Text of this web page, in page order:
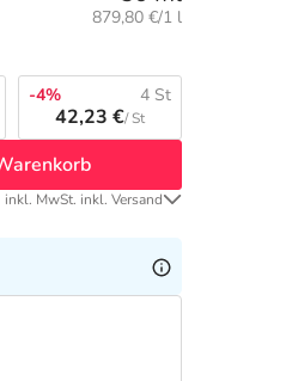
Grundpreis:
879,80 €/1 l
-4% 4 St
42,23 €/ St
inkl. MwSt. inkl. Versand